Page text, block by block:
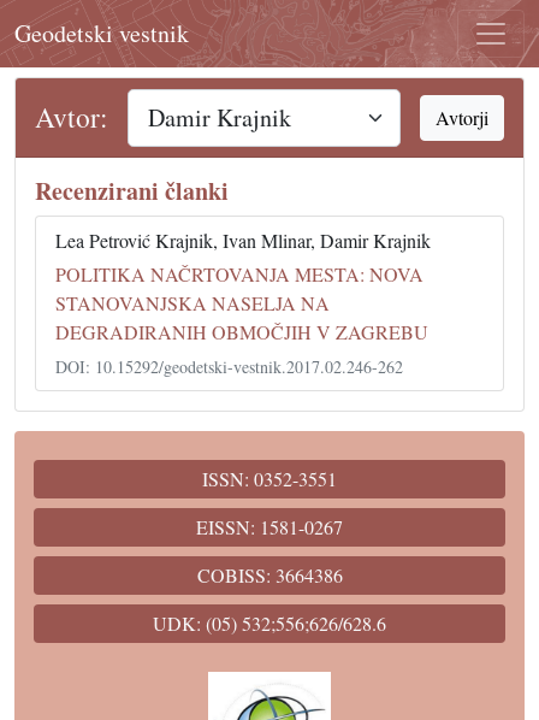
Geodetski vestnik
Avtor: Avtorji
Recenzirani članki
Lea Petrović Krajnik, Ivan Mlinar, Damir Krajnik
POLITIKA NAČRTOVANJA MESTA: NOVA
STANOVANJSKA NASELJA NA
DEGRADIRANIH OBMOČJIH V ZAGREBU
DOI: 10.15292/geodetski-vestnik.2017.02.246-262
ISSN: 0352-3551
EISSN: 1581-0267
COBISS: 3664386
UDK: (05) 532;556;626/628.6